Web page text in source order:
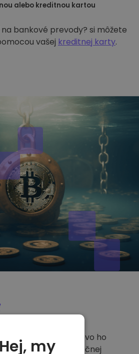
alebo kreditnou kartou
bankové prevody? si môžete
vašej kreditnej karty.
, bezproblémovo ho
vyhradenej a bezpečnej
Hej, my